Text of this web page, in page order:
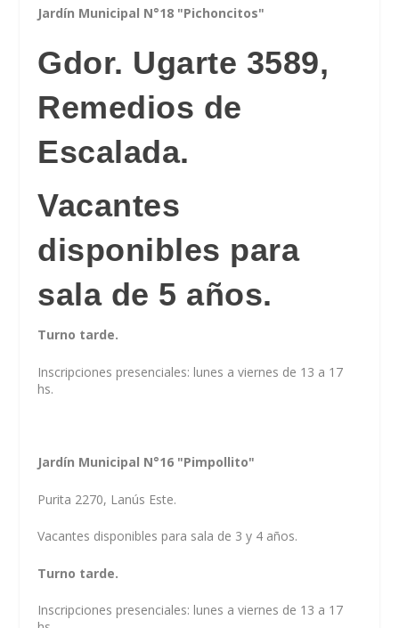
Jardín Municipal N°18 "Pichoncitos"
Gdor. Ugarte 3589,
Remedios de
Escalada.
Vacantes
disponibles para
sala de 5 años.
Turno tarde.
Inscripciones presenciales: lunes a viernes de 13 a 17
hs.
Jardín Municipal N°16 "Pimpollito"
Purita 2270, Lanús Este.
Vacantes disponibles para sala de 3 y 4 años.
Turno tarde.
Inscripciones presenciales: lunes a viernes de 13 a 17